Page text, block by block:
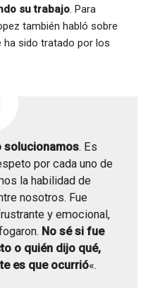
su trabajo. Para
también habló sobre
ha sido tratado por los
solucionamos. Es
por cada uno de
la habilidad de
nosotros. Fue
y emocional,
No sé si fue
o quién dijo qué,
es que ocurrió«.